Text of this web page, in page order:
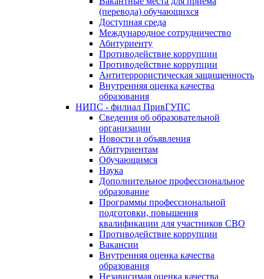
(перевода) обучающихся
Доступная среда
Международное сотрудничество
Абитуриенту
Противодействие коррупции
Противодействие коррупции
Антитеррористическая защищенность
Внутренняя оценка качества
образования
НИПС - филиал ПривГУПС
Cведения об образовательной
организации
Новости и объявления
Абитуриентам
Обучающимся
Наука
Дополнительное профессиональное
образование
Программы профессиональной
подготовки, повышения
квалификации для участников СВО
Противодействие коррупции
Вакансии
Внутренняя оценка качества
образования
Независимая оценка качества